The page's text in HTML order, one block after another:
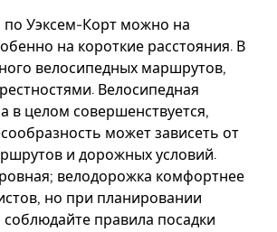
по Уэксем-Корт можно на
на короткие расстояния. В
велосипедных маршрутов,
Велосипедная
в целом совершенствуется,
может зависеть от
и дорожных условий.
велодорожка комфортнее
но при планировании
соблюдайте правила посадки